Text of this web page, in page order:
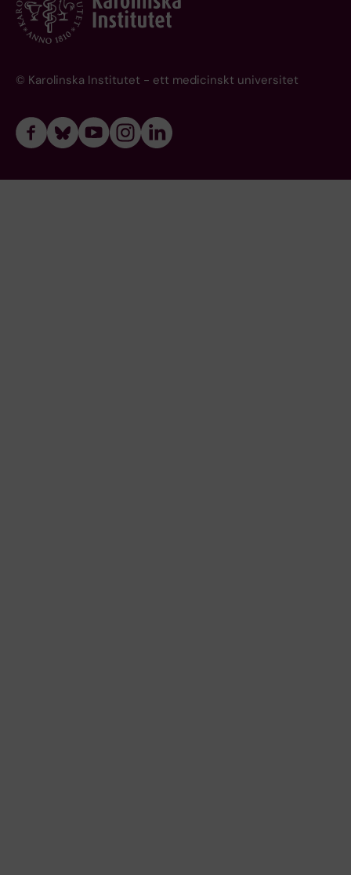
© Karolinska Institutet - ett medicinskt universitet